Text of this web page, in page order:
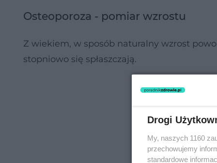
Osteoporoza - pomiar wzrostu
Z wiekiem, w sposób naturalny wzrost
stopniowo się spłaszczają.
Drogi
My, naszych 1160
przechowujemy
standardowe